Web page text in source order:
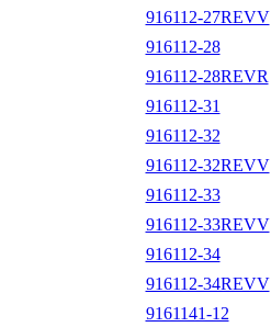
916112-27REVV
916112-28
916112-28REVR
916112-31
916112-32
916112-32REVV
916112-33
916112-33REVV
916112-34
916112-34REVV
9161141-12